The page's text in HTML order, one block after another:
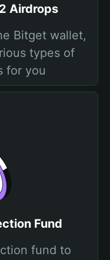
Airdrops
Bitget wallet,
types of
for you
Fund
fund to